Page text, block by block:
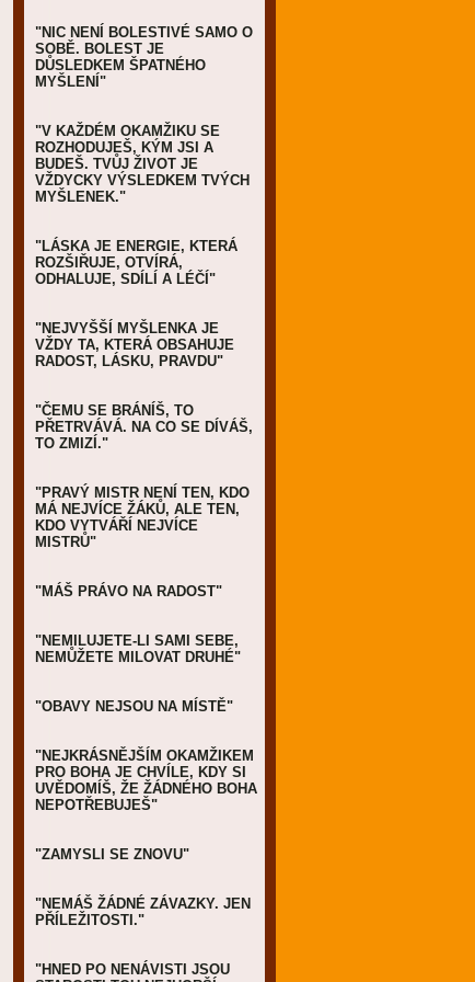
"NIC NENÍ BOLESTIVÉ SAMO O
SOBĚ. BOLEST JE
DŮSLEDKEM ŠPATNÉHO
MYŠLENÍ"
"V KAŽDÉM OKAMŽIKU SE
ROZHODUJEŠ, KÝM JSI A
BUDEŠ. TVŮJ ŽIVOT JE
VŽDYCKY VÝSLEDKEM TVÝCH
MYŠLENEK."
"LÁSKA JE ENERGIE, KTERÁ
ROZŠIŘUJE, OTVÍRÁ,
ODHALUJE, SDÍLÍ A LÉČÍ"
"NEJVYŠŠÍ MYŠLENKA JE
VŽDY TA, KTERÁ OBSAHUJE
RADOST, LÁSKU, PRAVDU"
"ČEMU SE BRÁNÍŠ, TO
PŘETRVÁVÁ. NA CO SE DÍVÁŠ,
TO ZMIZÍ."
"PRAVÝ MISTR NENÍ TEN, KDO
MÁ NEJVÍCE ŽÁKŮ, ALE TEN,
KDO VYTVÁŘÍ NEJVÍCE
MISTRŮ"
"MÁŠ PRÁVO NA RADOST"
"NEMILUJETE-LI SAMI SEBE,
NEMŮŽETE MILOVAT DRUHÉ"
"OBAVY NEJSOU NA MÍSTĚ"
"NEJKRÁSNĚJŠÍM OKAMŽIKEM
PRO BOHA JE CHVÍLE, KDY SI
UVĚDOMÍŠ, ŽE ŽÁDNÉHO BOHA
NEPOTŘEBUJEŠ"
"ZAMYSLI SE ZNOVU"
"NEMÁŠ ŽÁDNÉ ZÁVAZKY. JEN
PŘÍLEŽITOSTI."
"HNED PO NENÁVISTI JSOU